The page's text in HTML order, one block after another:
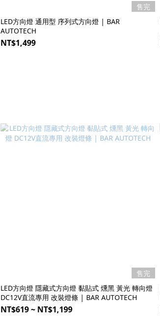
售完
LED方向燈 通用型 序列式方向燈 | BAR
AUTOTECH
NT$1,499
售完
LED方向燈 隱藏式方向燈 黏貼式 燻黑 黃光 轉向燈
DC12V直流專用 改裝燈條 | BAR AUTOTECH
NT$619 ~ NT$1,199